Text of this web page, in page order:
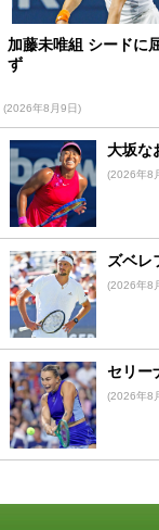
加藤未唯組 シードに
ず
(2026年8月9日)
大坂な
(2026年8
ズベレ
(2026年8
セリー
(2026年8